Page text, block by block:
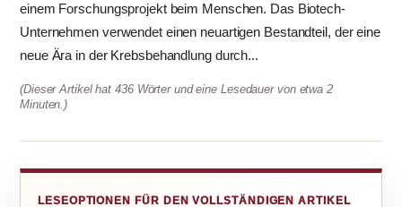
einem Forschungsprojekt beim Menschen. Das Biotech-
Unternehmen verwendet einen neuartigen Bestandteil, der eine
neue Ära in der Krebsbehandlung durch...
(Dieser Artikel hat 436 Wörter und eine Lesedauer von etwa 2
Minuten.)
LESEOPTIONEN FÜR DEN VOLLSTÄNDIGEN ARTIKEL